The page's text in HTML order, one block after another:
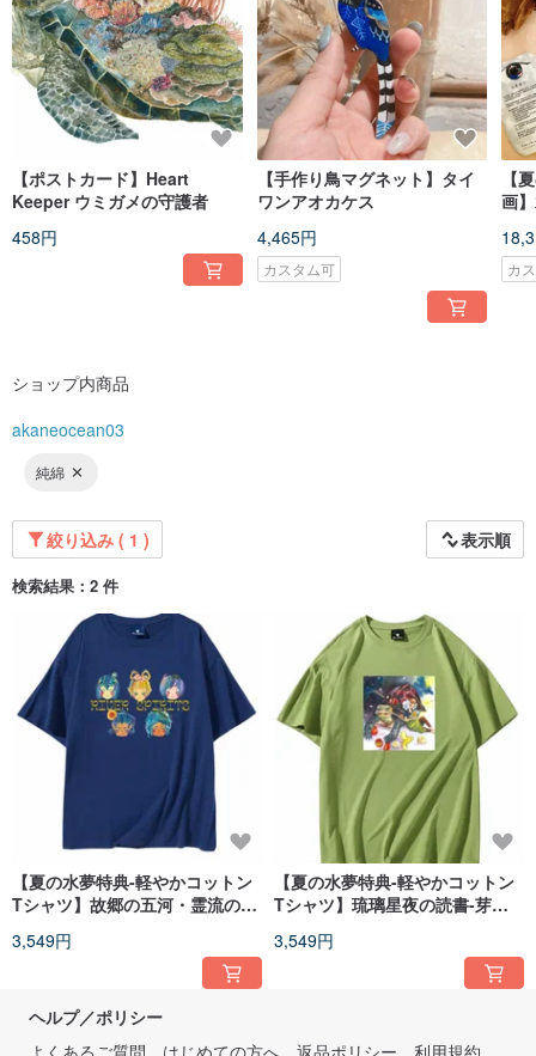
【ポストカード】Heart
Keeper ウミガメの守護者
458円
【手作り鳥マグネット】タイ
ワンアオカケス
4,465円
カスタム可
【
画
カ
ショップ内商品
akaneocean03
純綿
絞り込み ( 1 ) 表示順
検索結果：2 件
【夏の水夢特典-軽やかコットン
Tシャツ】故郷の五河・霊流の守
3,549円
【夏の水夢特典-軽やかコットン
Tシャツ】琉璃星夜の読書-芽吹
3,549円
ヘルプ／ポリシー